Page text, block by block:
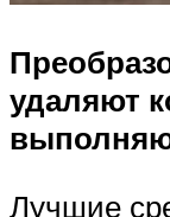
удаляют
Лучшие